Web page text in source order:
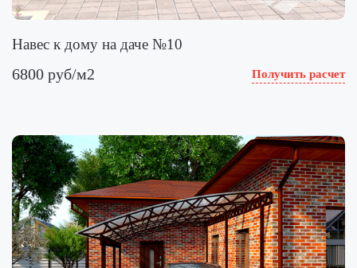
Навес к дому на даче №10
6800 руб/м2 Получить расчет